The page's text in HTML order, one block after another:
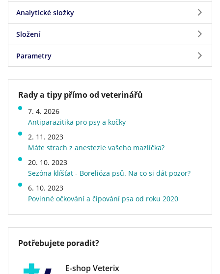
Pochoutka pro psy s jehněčím masem.
Analytické složky
Analytické složky
Hrubý protein 60%, hrubý tuk 2%, hrubá vláknina
2%, vlhkost 14%.
Složení
Složení
Želatina ze surové kůže 43,8%, želatina z hověží
kosti 30%, maso: jehněčí maso 20%, glycerin 1%,
tapioka 5%, kyselina sorbová 0,2%.
Parametry
Parametry
Značka
WOOLF
Velikost psa v dospělosti
střední (11 - 25 kg), velký (26 -
Stáří psa
štěně, dospělý, senior
Příchuť (Protein)
Energetická hodnota
běžné
Speciální vlastnosti
bezlepkové, s vysokým
obsahem masa
Hmotnost
0,09 kg
Druh krmiva
Rady a tipy přímo od veterinářů
7. 4. 2026
Antiparazitika pro psy a kočky
2. 11. 2023
Máte strach z anestezie vašeho mazlíčka?
20. 10. 2023
Sezóna klíšťat - Borelióza psů. Na co si dát pozor?
6. 10. 2023
Povinné očkování a čipování psa od roku 2020
Potřebujete poradit?
E-shop Veterix